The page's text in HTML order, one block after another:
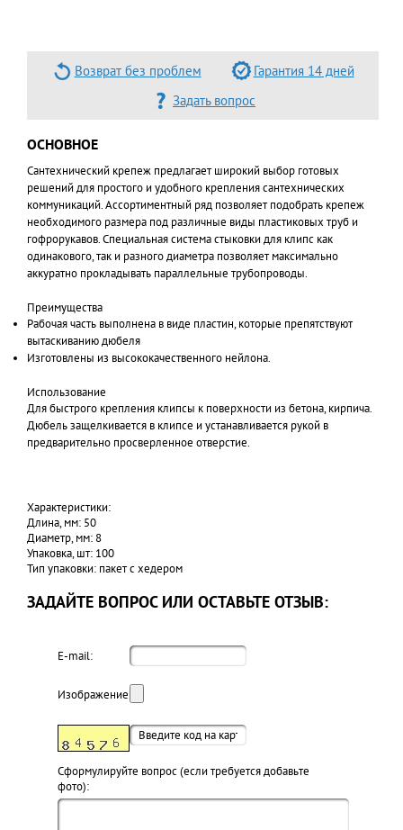
Возврат без проблем
Гарантия 14 дней
Задать вопрос
ОСНОВНОЕ
Сантехнический крепеж предлагает широкий выбор готовых
решений для простого и удобного крепления сантехнических
коммуникаций. Ассортиментный ряд позволяет подобрать крепеж
необходимого размера под различные виды пластиковых труб и
гофрорукавов. Специальная система стыковки для клипс как
одинакового, так и разного диаметра позволяет максимально
аккуратно прокладывать параллельные трубопроводы.
Преимущества
Рабочая часть выполнена в виде пластин, которые препятствуют
вытаскиванию дюбеля
Изготовлены из высококачественного нейлона.
Использование
Для быстрого крепления клипсы к поверхности из бетона, кирпича.
Дюбель защелкивается в клипсе и устанавливается рукой в
предварительно просверленное отверстие.
Характеристики:
Длина, мм: 50
Диаметр, мм: 8
Упаковка, шт: 100
Тип упаковки: пакет с хедером
ЗАДАЙТЕ ВОПРОС ИЛИ ОСТАВЬТЕ ОТЗЫВ:
E-mail:
Изображение:
Cформулируйте вопрос (если требуется добавьте
фото):